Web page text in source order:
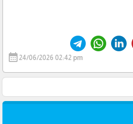
calendar_month24/06/2026 02:42 pm